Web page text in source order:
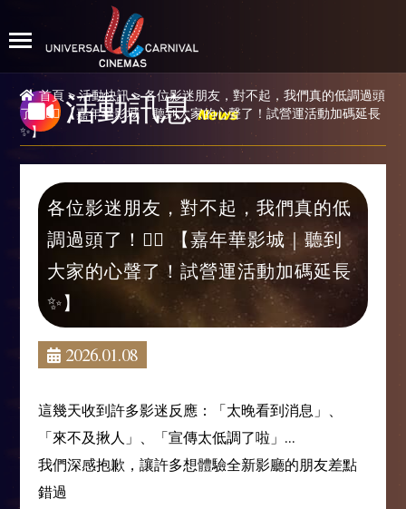
活動訊息News
首頁 >活動快訊> 各位影迷朋友，對不起，我們真的低調過頭
了！🙇‍♂️ 【嘉年華影城｜聽到大家的心聲了！試營運活動加碼延長
✨】
各位影迷朋友，對不起，我們真的低
調過頭了！🙇‍♂️ 【嘉年華影城｜聽到
大家的心聲了！試營運活動加碼延長
✨】
2026.01.08
這幾天收到許多影迷反應：「太晚看到消息」、
「來不及揪人」、「宣傳太低調了啦」...
我們深感抱歉，讓許多想體驗全新影廳的朋友差點
錯過